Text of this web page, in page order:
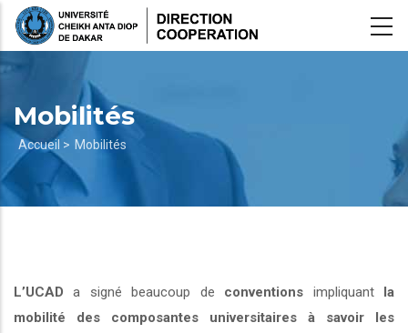
Aller
Mobilités
Fil
d'Ariane
Accueil > Mobilités
L’UCAD a signé beaucoup de conventions impliquant la
mobilité des composantes universitaires à savoir les